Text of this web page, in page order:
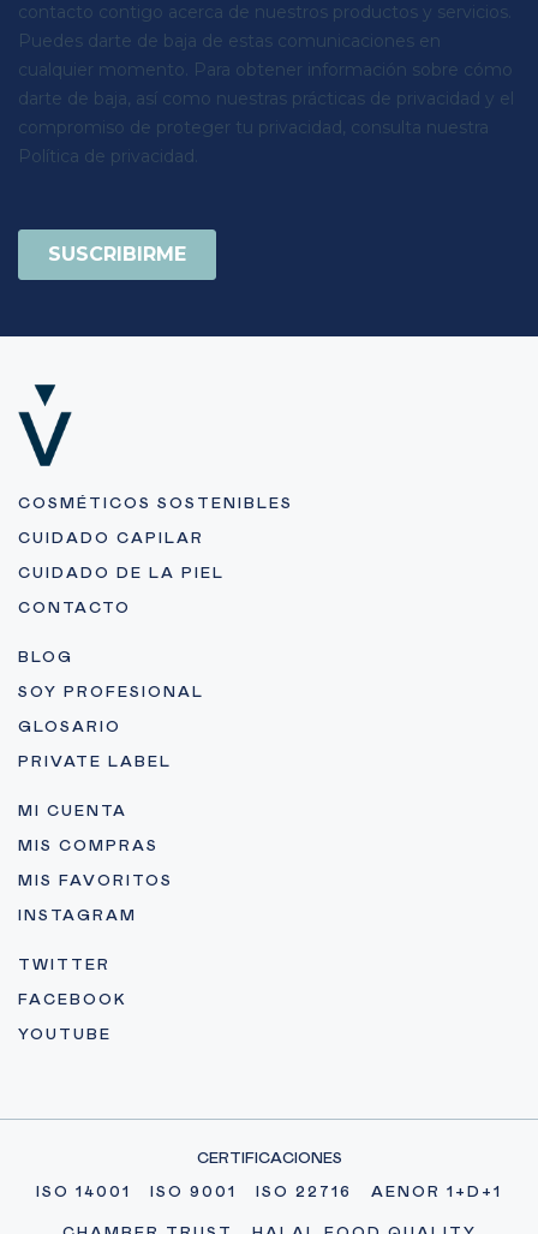
COSMÉTICOS SOSTENIBLES
CUIDADO CAPILAR
CUIDADO DE LA PIEL
CONTACTO
BLOG
SOY PROFESIONAL
GLOSARIO
PRIVATE LABEL
MI CUENTA
MIS COMPRAS
MIS FAVORITOS
INSTAGRAM
TWITTER
FACEBOOK
YOUTUBE
CERTIFICACIONES
ISO 14001 ISO 9001 ISO 22716 AENOR 1+D+1